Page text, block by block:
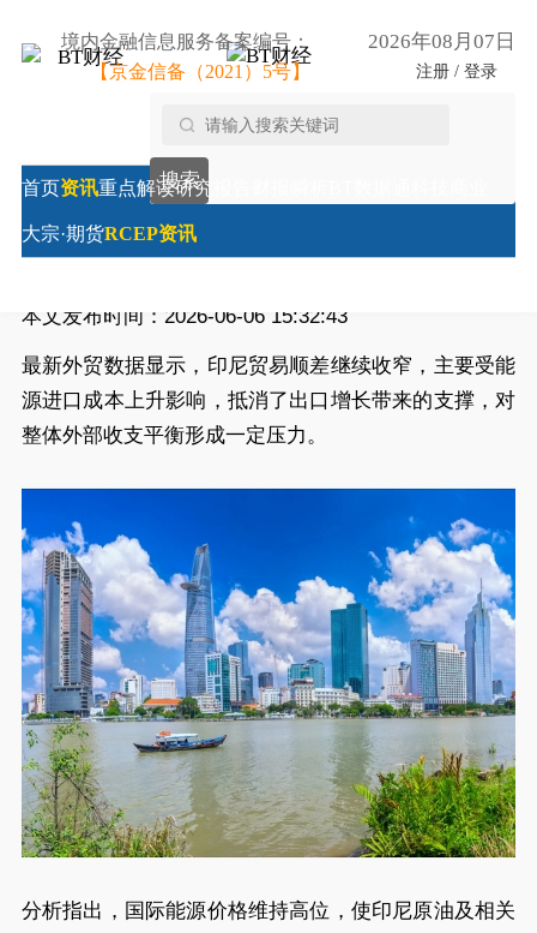
境内金融信息服务备案编号：
【京金信备（2021）5号】
2026年08月07日
注册 / 登录
搜索
首页资讯重点解读研究报告
大宗·期货RCEP资讯
RCEP资讯/印尼贸易顺差收窄 能源进口上升施压
外部平衡
印尼贸易顺差收窄 能源进口上升施压外部平衡
本文发布时间：2026-06-06 15:32:43
最新外贸数据显示，印尼贸易顺差继续收窄，主要受能
源进口成本上升影响，抵消了出口增长带来的支撑，对
整体外部收支平衡形成一定压力。
分析指出，国际能源价格维持高位，使印尼原油及相关